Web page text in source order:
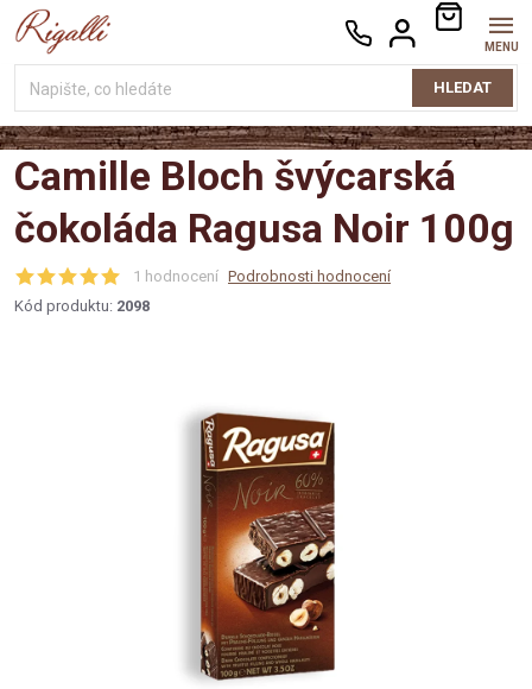
Přejít
na
HLEDAT
NÁKUPNÍ
KOŠÍK
Camille Bloch švýcarská
čokoláda Ragusa Noir 100g
1 hodnocení Podrobnosti hodnocení
Kód produktu: 2098